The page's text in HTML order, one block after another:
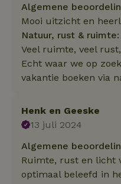
Algemene
Mooi uitzicht en
Natuur, rust & ruimte:
Veel ruimte, veel
Echt waar we op
vakantie boeken via
Henk en Geeske
13 juli 2024
Algemene
Ruimte, rust en licht
optimaal beleefd in